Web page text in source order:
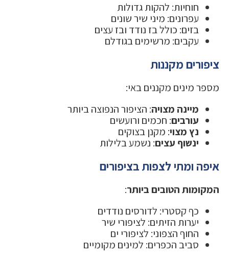
חוחיות: להקות גדולות
עפרונים: מיני שיר שונים
בזים: כולל בז נודד ובז עצים
עקבים: מרשימים בגודלם
ציפורים מקננות
מספר מינים מקננים באי:
מיינה מצויה: הציפור הנפוצה ביותר
עורבים: חכמים ורועשים
נץ מצוי: מקנן בצוקים
ינשוף עצים: נשמע בלילות
איפה ומתי לצפות בציפורים
המקומות הטובים ביותר:
כף קסטרי: לדורסים נודדים
יערות הזיתים: לציפורי שיר
החוף הצפוני: לציפורי ים
סביב הכפרים: למינים מקומיים